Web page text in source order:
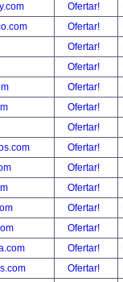
Ofertar!
Ofertar!
Ofertar!
Ofertar!
Ofertar!
Ofertar!
Ofertar!
Ofertar!
Ofertar!
Ofertar!
Ofertar!
Ofertar!
Ofertar!
Ofertar!